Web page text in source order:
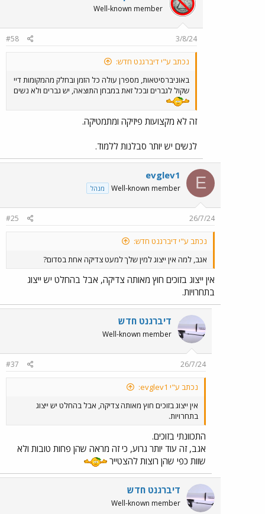
Well-known member
3/8/24
#58
נכתב ע"י דיברגנט חדש:
באוניברסיטאות, מספרן עולה כל הזמן ובחלק מהמקומות דיי
שקול לגברים ובכל זאת במבחן התוצאה, יש גברים ולא נשים
זה לא מקצועות פיזיקה ומתמטיקה.
לנשים יש יותר סבלנות ללמוד.
E
evglev1
Well-known member מנהל
26/7/24
#25
נכתב ע"י דיברגנט חדש:
אגב, למה אין ייצוג למין שלך למעט צדיקה אחת בסדום?
אין ייצוג בזוכים חוץ מאותה צדיקה, אבל בהחלט יש ייצוג
בתחרויות.
דיברגנט חדש
Well-known member
26/7/24
#37
נכתב ע"י evglev1:
אין ייצוג בזוכים חוץ מאותה צדיקה, אבל בהחלט יש ייצוג
בתחרויות.
התכוונתי בזוכים.
אגב, זה עוד יותר גרוע, כי זה מראה שהן פחות טובות ולא
שוות כפי שהן רוצות להצטייר
דיברגנט חדש
Well-known member